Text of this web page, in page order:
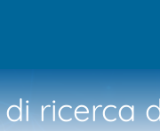
ricerca